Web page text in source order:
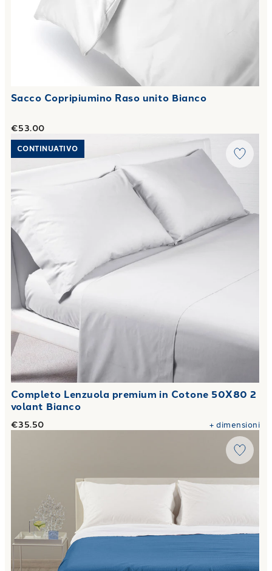
Sacco Copripiumino Raso unito Bianco
€53.00
Link to "Completo Lenzuola premium in Cotone 50X80 2
CONTINUATIVO
Completo Lenzuola premium in Cotone 50X80 2
volant Bianco
€35.50 +dimensioni